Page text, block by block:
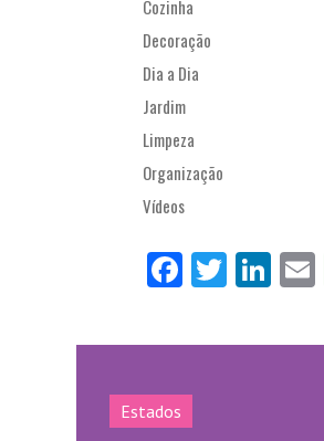
Cozinha
Decoração
Dia a Dia
Jardim
Limpeza
Organização
Vídeos
Fa
ce
bo
Tw
itt
er
Li
nk
ed
Estados